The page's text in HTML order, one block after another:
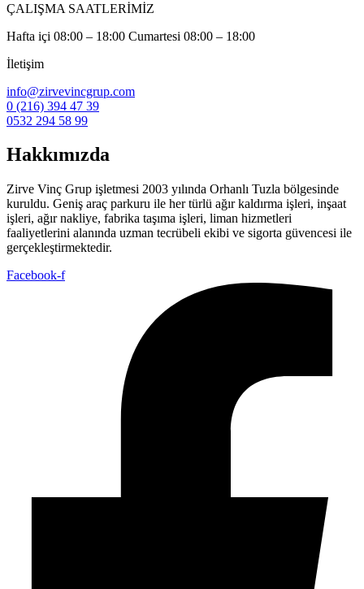
ÇALIŞMA SAATLERİMİZ
Hafta içi 08:00 – 18:00 Cumartesi 08:00 – 18:00
İletişim
info@zirvevincgrup.com
0 (216) 394 47 39
0532 294 58 99
Hakkımızda
Zirve Vinç Grup işletmesi 2003 yılında Orhanlı Tuzla bölgesinde
kuruldu. Geniş araç parkuru ile her türlü ağır kaldırma işleri, inşaat
işleri, ağır nakliye, fabrika taşıma işleri, liman hizmetleri
faaliyetlerini alanında uzman tecrübeli ekibi ve sigorta güvencesi ile
gerçekleştirmektedir.
Facebook-f